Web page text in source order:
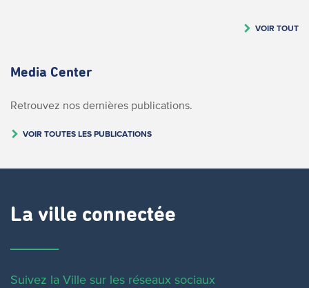
VOIR TOUT
Media Center
Retrouvez nos dernières publications.
VOIR TOUTES LES PUBLICATIONS
La ville connectée
Suivez la Ville sur les réseaux sociaux